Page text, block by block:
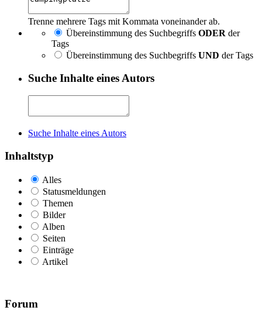
Trenne mehrere Tags mit Kommata voneinander ab.
Übereinstimmung des Suchbegriffs ODER der
Tags
Übereinstimmung des Suchbegriffs UND der Tags
Suche Inhalte eines Autors
Suche Inhalte eines Autors
Inhaltstyp
Alles
Statusmeldungen
Themen
Bilder
Alben
Seiten
Einträge
Artikel
Forum